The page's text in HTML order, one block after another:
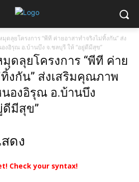
มุดลุยโครงการ “พีที ค่ายอาสาทำจริงไม่ทิ้งกัน” ส่ง
อิรุณ อ.บ้านบึง จ.ชลบุรี ให้ “อยู่ดีมีสุข”
ดลุยโครงการ “พีที ค่าย
งกัน” ส่งเสริมคุณภาพ
องอิรุณ อ.บ้านบึง
ดีมีสุข”
ดง
Check your syntax!